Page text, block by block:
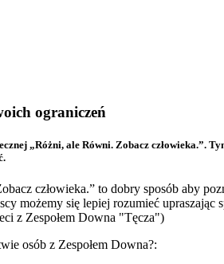
ograniczeń
„Różni, ale Równi. Zobacz człowieka.”.
człowieka.” to dobry sposób aby
możemy się lepiej rozumieć
z Zespołem Downa "Tęcza")
osób z Zespołem Downa?: